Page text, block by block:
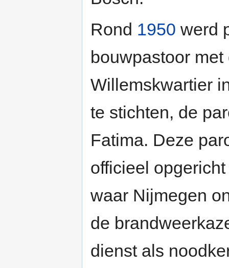
Rond 1950 werd
bouwpastoor
Willemskwartier
te stichten, de
Fatima. Deze
officieel
waar Nijmegen
de
dienst als